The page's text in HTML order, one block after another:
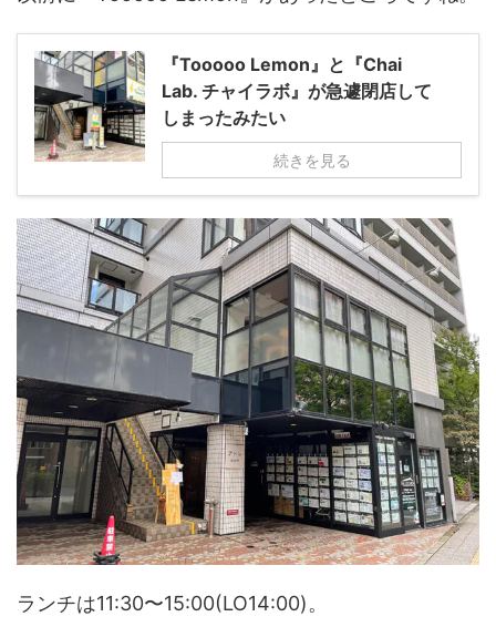
『Tooooo Lemon』と『Chai
Lab. チャイラボ』が急遽閉店して
しまったみたい
続きを見る
ランチは11:30〜15:00(LO14:00)。